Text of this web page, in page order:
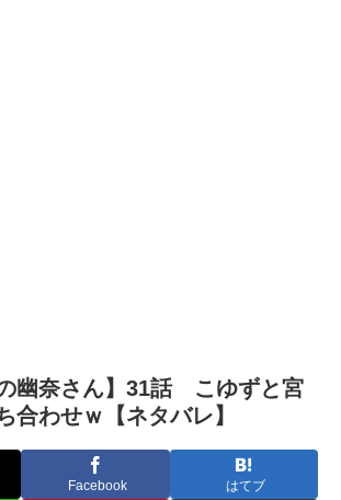
の幽奈さん】31話 こゆずと宮
合わせｗ【ネタバレ】
Facebook はてブ